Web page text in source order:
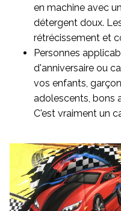
en machine avec
détergent doux.
rétrécissement et
Personnes
d'anniversaire ou
vos enfants,
adolescents, bons
C'est vraiment un